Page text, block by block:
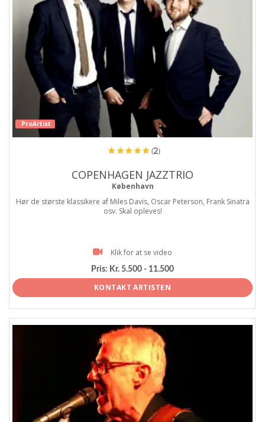
ProArtist
(2)
COPENHAGEN JAZZTRIO
København
Hør de største klassikere af Miles Davis, Oscar Peterson, Frank Sinatra
osv. Skal opleves!
Klik for at se video
Pris: Kr. 5.500 - 11.500
KONTAKT ARTISTEN